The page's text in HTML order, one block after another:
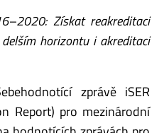
Získat reakreditaci
horizontu i akreditaci
zprávě iSER
Report) pro mezinárodní